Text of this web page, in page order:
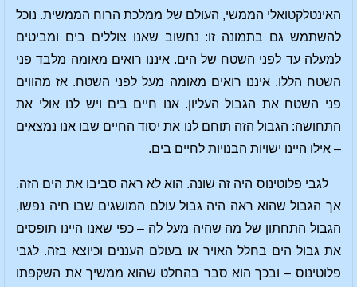
האינטלקטואלי הממשי, העולם של ממלכת הרוח הממשית. נוכל
להשתמש גם בתמונה זו: נחשוב שאנו צוללים בים ומביטים
למעלה עד לפני השטח של הים. איננו רואים מאומה מלבד פני
השטח הללו. איננו רואים מאומה מעל לפני השטח. אז מהווים
פני השטח את הגבול העליון. אנו חיים בים ויש לנו אולי את
התחושה: הגבול הזה תוחם לנו את יסוד החיים שבו אנו נמצאים
– אילו היינו ישויות הבנויות לחיים בים.
לגבי פלוטינוס היה זה שונה. הוא לא ראה סביבו את הים הזה.
אך הגבול שהוא ראה היה גבול עולם המושגים שבו חיה נפשו,
הגבול התחתון של מה שהיה מעל לה – כפי שאנו היינו תופסים
את גבול הים בחלל האויר או בעולם העננים וכיוצא בזה. לגבי
פלוטינוס – ובכך הוא סבר בהחלט שהוא ממשיך את השקפתו